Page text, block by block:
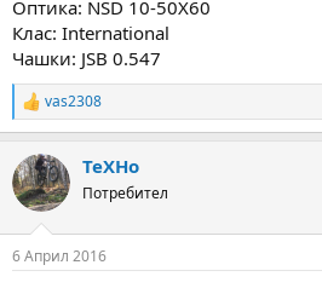
Оптика: NSD 10-50X60
Клас: International
Чашки: JSB 0.547
R
e
c
t
i
s
vas2308
TeXHo
Потребител
6 Април 2016